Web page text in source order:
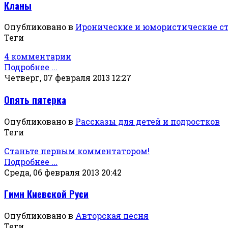
Кланы
Опубликовано в Иронические и юмористические
Теги
4 комментарии
Подробнее ...
Четверг, 07 февраля 2013 12:27
Опять пятерка
Опубликовано в Рассказы для детей и подростков
Теги
Станьте первым комментатором!
Подробнее ...
Среда, 06 февраля 2013 20:42
Гимн Киевской Руси
Опубликовано в Авторская песня